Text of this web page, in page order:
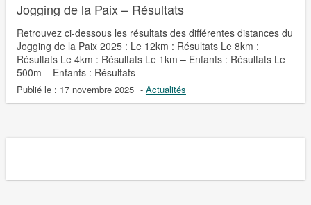
Jogging de la Paix – Résultats
Retrouvez ci-dessous les résultats des différentes distances du
Jogging de la Paix 2025 : Le 12km : Résultats Le 8km :
Résultats Le 4km : Résultats Le 1km – Enfants : Résultats Le
500m – Enfants : Résultats
Publié le : 17 novembre 2025 - Actualités